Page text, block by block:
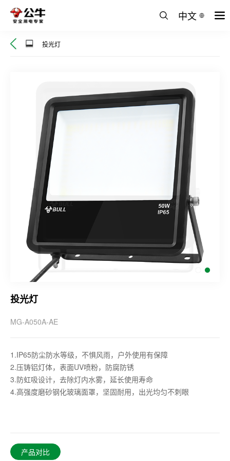
中文
投光灯
投光灯
MG-A050A-AE
1.IP65防尘防水等级，不惧风雨，户外使用有保障
2.压铸铝灯体，表面UV喷粉，防腐防锈
3.防虹吸设计，去除灯内水雾，延长使用寿命
4.高强度磨砂钢化玻璃面罩，坚固耐用，出光均匀不刺眼
产品对比